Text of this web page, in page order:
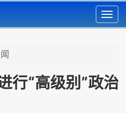
行“高级别”政治